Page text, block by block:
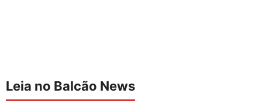
Leia no Balcão News